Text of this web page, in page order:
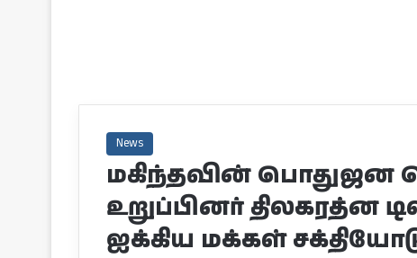
News
மகிந்தவின் பொதுஜன
உறுப்பினர் திலகரத்ன
ஐக்கிய மக்கள்